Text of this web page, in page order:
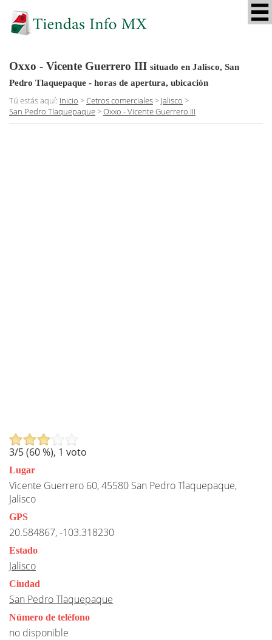
Oxxo - Vicente Guerrero III situado en Jalisco, San
Pedro Tlaquepaque - horas de apertura, ubicación
Tú estás aquí: Inicio >Cetros comerciales> Jalisco >
San Pedro Tlaquepaque>Oxxo - Vicente Guerrero III
3/5 (60%), 1 voto
Lugar
Vicente Guerrero 60, 45580 San Pedro Tlaquepaque,
Jalisco
GPS
20.584867, -103.318230
Estado
Jalisco
Ciudad
San Pedro Tlaquepaque
Número de teléfono
no disponible